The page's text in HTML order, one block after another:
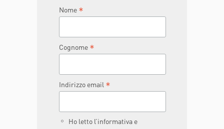
Nome *
Cognome *
Indirizzo email *
Ho letto l’informativa e